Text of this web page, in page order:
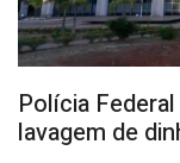
Polícia
lavagem de